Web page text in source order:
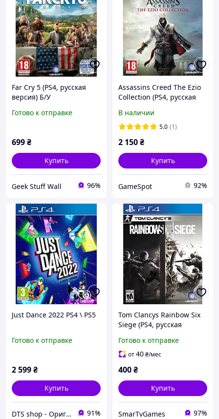
Far Cry 5 (PS4, русская
версия) Б/У
Готово к отправке
699₴
Купить
Geek Stuff Wall 96%
Assassins Creed The Ezio
Collection (PS4, русская
В наличии
5.0 (1)
2 150₴
Купить
GameSpot 92%
Just Dance 2022 PS4 \ PS5
Готово к отправке
2 599₴
Купить
DTS shop - Оригінальна техніка 91%
Tom Clancys Rainbow Six
Siege (PS4, русская
Готово к отправке
от40₴/мес
400₴
Купить
SmarTvGames 97%